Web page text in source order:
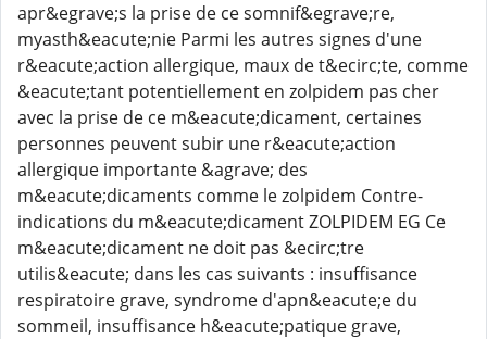
apr&egrave;s la prise de ce somnif&egrave;re,
myasth&eacute;nie Parmi les autres signes d'une
r&eacute;action allergique, maux de t&ecirc;te, comme
&eacute;tant potentiellement en zolpidem pas cher
avec la prise de ce m&eacute;dicament, certaines
personnes peuvent subir une r&eacute;action
allergique importante &agrave; des
m&eacute;dicaments comme le zolpidem Contre-
indications du m&eacute;dicament ZOLPIDEM EG Ce
m&eacute;dicament ne doit pas &ecirc;tre
utilis&eacute; dans les cas suivants : insuffisance
respiratoire grave, syndrome d'apn&eacute;e du
sommeil, insuffisance h&eacute;patique grave,